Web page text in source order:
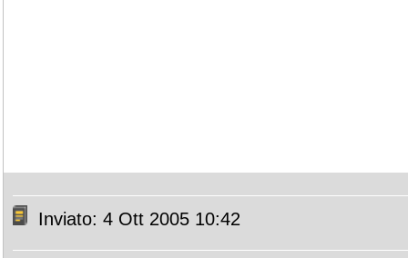
Inviato: 4 Ott 2005 10:42